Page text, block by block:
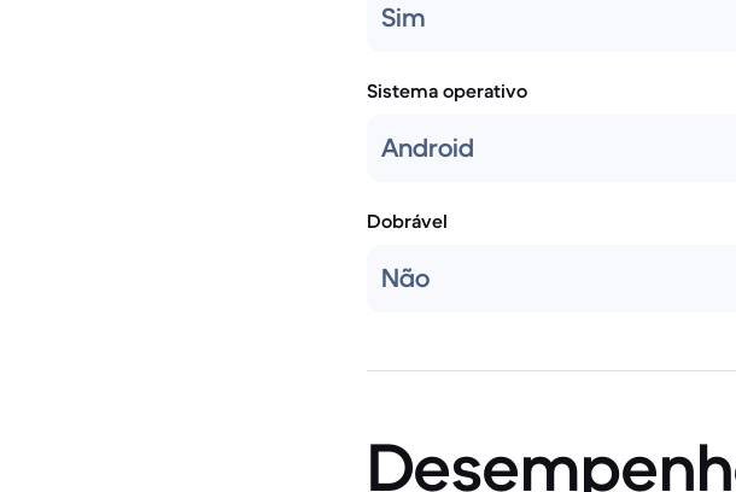
Sim
Sistema operativo
Android
Dobrável
Não